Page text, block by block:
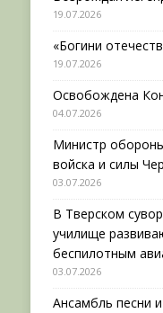
19.07.2026
«Богини
19.07.2026
Освобождена
04.07.2026
Министр
войска и силы
03.07.2026
В Тверском
училище
беспилотным
03.07.2026
Ансамбль песни